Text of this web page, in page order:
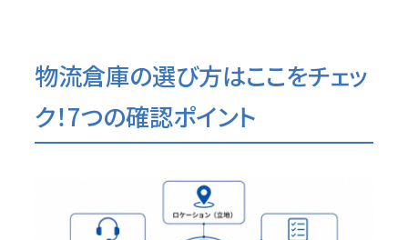
物流倉庫の選び方はここをチェッ
ク！7つの確認ポイント